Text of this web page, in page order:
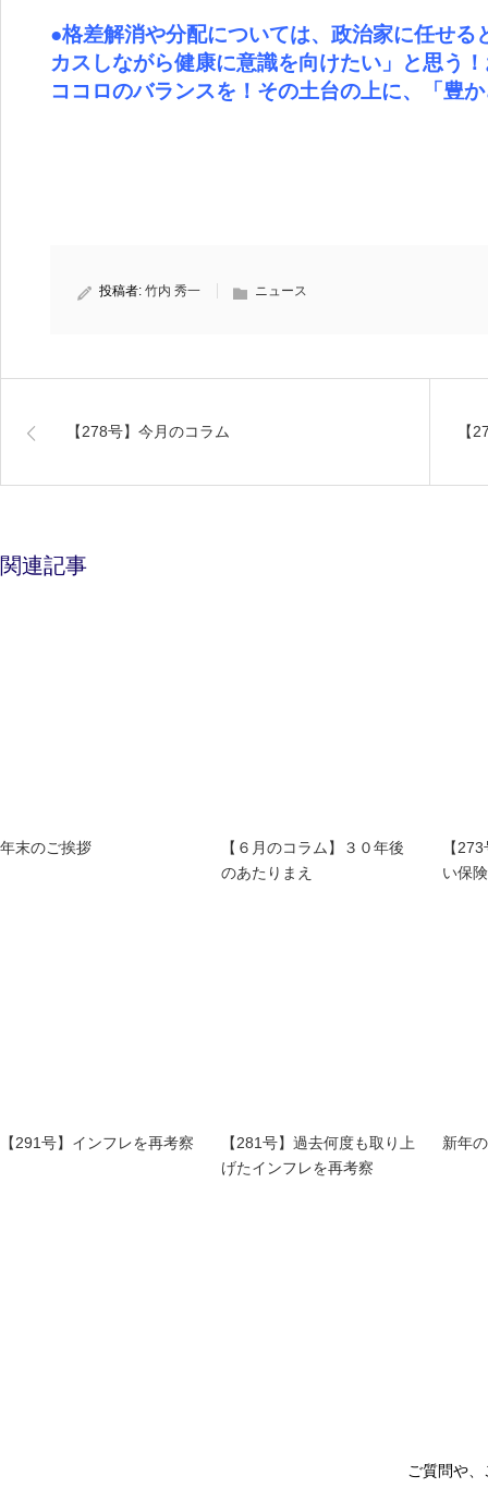
●格差解消や分配については、政治家に任せる
カスしながら健康に意識を向けたい」と思う
ココロのバランスを！その土台の上に、「豊
投稿者: 竹内 秀一 ニュース
【278号】今月のコラム 【
関連記事
年末のご挨拶
【６月のコラム】３０年後
のあたりまえ
【
い保
【291号】インフレを再考察
【281号】過去何度も取り上
げたインフレを再考察
新年
ご質問や